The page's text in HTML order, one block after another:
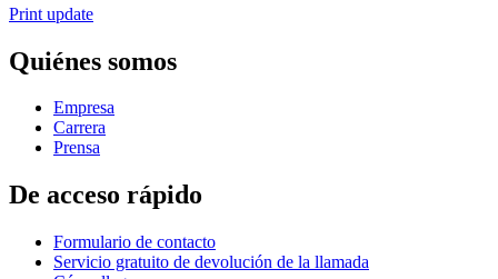
Print update
Quiénes somos
Empresa
Carrera
Prensa
De acceso rápido
Formulario de contacto
Servicio gratuito de devolución de la llamada